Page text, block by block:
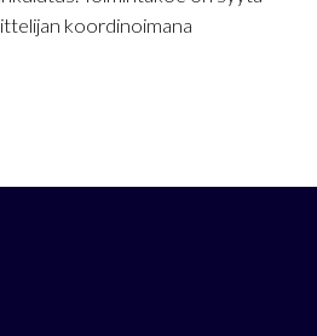
koordinoimana